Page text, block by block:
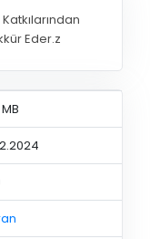
Eder.z